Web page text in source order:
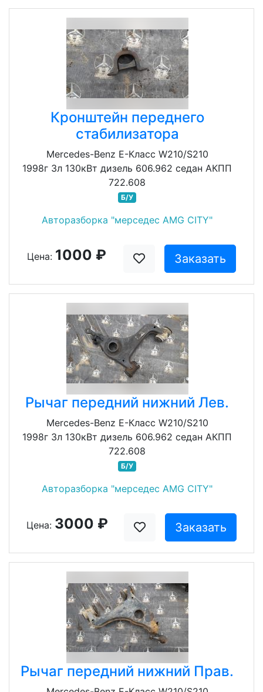
Кронштейн переднего
стабилизатора
Mercedes-Benz E-Класс W210/S210
1998г 3л 130кВт дизель 606.962 седан АКПП
722.608
Б/У
Авторазборка "мерседес AMG CITY"
Цена: 1000 ₽ Заказать
Рычаг передний нижний Лев.
Mercedes-Benz E-Класс W210/S210
1998г 3л 130кВт дизель 606.962 седан АКПП
722.608
Б/У
Авторазборка "мерседес AMG CITY"
Цена: 3000 ₽ Заказать
Рычаг передний нижний Прав.